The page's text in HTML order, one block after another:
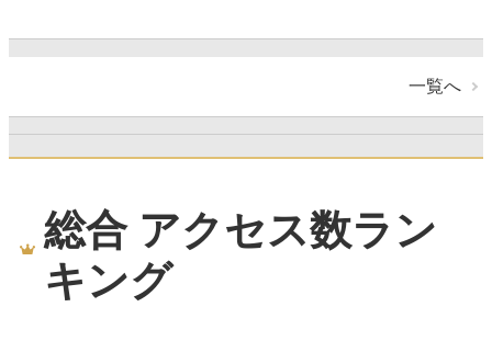
一覧へ
総合 アクセス数ラン
キング